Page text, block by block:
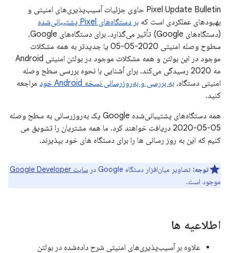
Pixel Update Bulletin حاوی جزئیات آسیب‌پذیری‌های امنیتی و
بهبودهای عملکردی است که بر دستگاه‌های Pixel پشتیبانی‌شده
(دستگاه‌های Google) تأثیر می‌گذارد. برای دستگاه‌های Google،
سطوح وصله امنیتی 2020-05-05 یا جدیدتر به همه مشکلات
موجود در این بولتن و همه مشکلات موجود در بولتن امنیتی Android
مه 2020 رسیدگی می‌کند. برای آشنایی با نحوه بررسی سطح وصله
امنیتی دستگاه، به بررسی و به‌روزرسانی نسخه Android خود
مراجعه
کنید.
همه دستگاه‌های پشتیبانی‌شده Google یک به‌روزرسانی به سطح وصله
05-05-2020 دریافت خواهند کرد. ما همه مشتریان را تشویق می
کنیم که این به روز رسانی ها را برای دستگاه های خود بپذیرند.
توجه: تصاویر میان‌افزار دستگاه Google در
سایت Google Developer
موجود است.
اطلاعیه ها
علاوه بر آسیب‌پذیری‌های امنیتی شرح داده‌شده در بولتن